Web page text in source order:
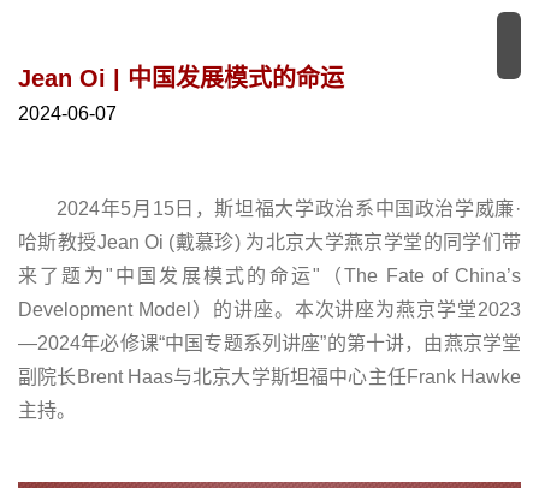
Jean Oi | 中国发展模式的命运
2024-06-07
2024年5月15日，斯坦福大学政治系中国政治学威廉·
哈斯教授Jean Oi (戴慕珍) 为北京大学燕京学堂的同学们带
来了题为"中国发展模式的命运"（The Fate of China’s
Development Model）的讲座。本次讲座为燕京学堂2023
—2024年必修课“中国专题系列讲座”的第十讲，由燕京学堂
副院长Brent Haas与北京大学斯坦福中心主任Frank Hawke
主持。